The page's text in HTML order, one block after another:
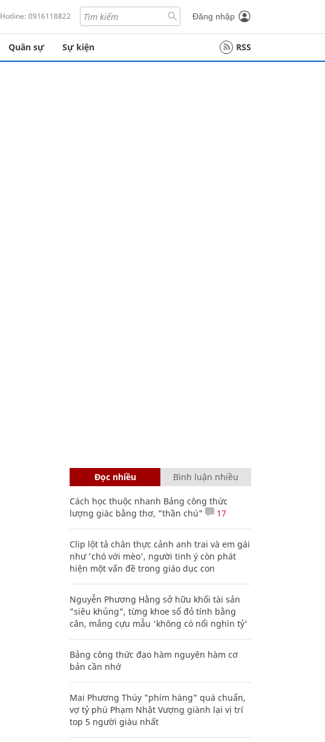
Hotline: 0916118822 Đăng nhập
Quân sự Sự kiện RSS
Đọc nhiều Bình luận nhiều
Cách học thuộc nhanh Bảng công thức
lượng giác bằng thơ, "thần chú"
17
Clip lột tả chân thực cảnh anh trai và em gái
như 'chó với mèo', người tinh ý còn phát
hiện một vấn đề trong giáo dục con
Nguyễn Phương Hằng sở hữu khối tài sản
"siêu khủng", từng khoe sổ đỏ tính bằng
cân, mắng cựu mẫu 'không có nổi nghìn tỷ'
Bảng công thức đạo hàm nguyên hàm cơ
bản cần nhớ
Mai Phương Thúy "phím hàng" quá chuẩn,
vợ tỷ phú Phạm Nhật Vượng giành lại vị trí
top 5 người giàu nhất